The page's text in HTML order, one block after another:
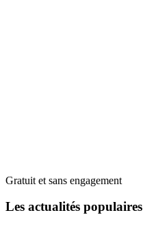
Gratuit et sans engagement
Les actualités populaires